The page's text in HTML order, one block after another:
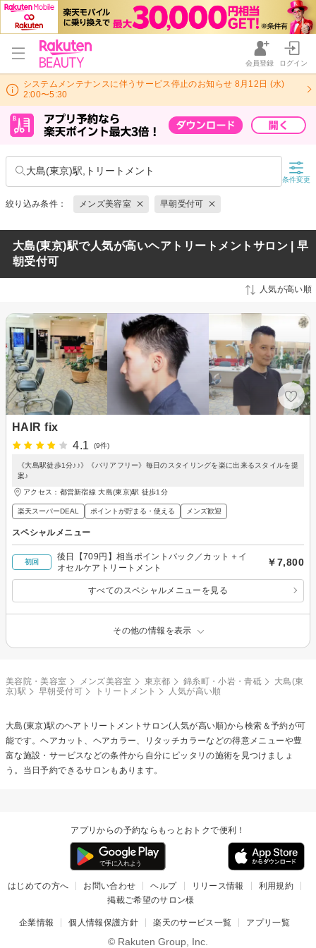
会員登録 ログイン
システムメンテナンスに伴うサービス停止のお知らせ 8月12日 (水)
2:00〜5:30
大島(東京)駅,トリートメント
条件変更
絞り込み条件： メンズ美容室 早朝受付可
大島(東京)駅で人気が高いヘアトリートメントサロン | 早
朝受付可
人気が高い順
HAIR fix
4.1
(9件)
《大島駅徒歩1分♪♪》《バリアフリー》毎日のスタイリングを楽に出来るスタイルを提
案♪
アクセス：都営新宿線 大島(東京)駅 徒歩1分
楽天スーパーDEAL ポイントが貯まる・使える メンズ歓迎
スペシャルメニュー
初回
後日【709円】相当ポイントバック／カット＋イ
オセルケアトリートメント
￥7,800
すべてのスペシャルメニューを見る
その他の情報を表示
美容院・美容室 メンズ美容室 東京都 錦糸町・小岩・青砥
大島(東
京)駅
早朝受付可 トリートメント 人気が高い順
大島(東京)駅のヘアトリートメントサロン(人気が高い順)から検索＆予約が可
能です。ヘアカット、ヘアカラー、リタッチカラーなどの得意メニューや豊
富な施設・サービスなどの条件から自分にピッタリの施術を見つけましょ
う。当日予約できるサロンもあります。
アプリからの予約ならもっとおトクで便利！
はじめての方へ お問い合わせ ヘルプ リリース情報
利用規約
掲載ご希望のサロン様
企業情報 個人情報保護方針 楽天のサービス一覧 アプリ一覧
© Rakuten Group, Inc.